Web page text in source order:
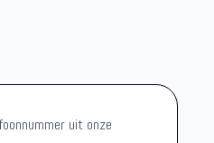
uit onze